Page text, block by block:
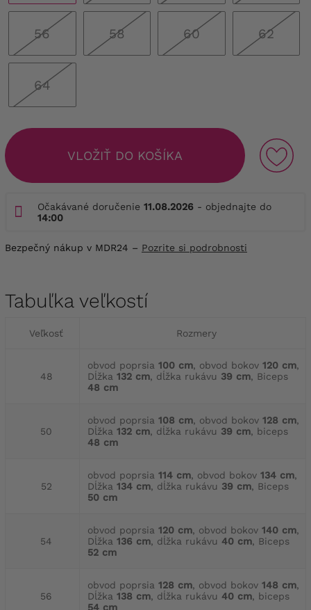
56 58 60 62
64
VLOŽIŤ DO KOŠÍKA
Očakávané doručenie 11.08.2026 - objednajte do
14:00
Bezpečný nákup v MDR24 – Pozrite si podrobnosti
Tabuľka veľkostí
Veľkosť Rozmery
48
obvod poprsia 100 cm, obvod bokov 120 cm,
Dĺžka 132 cm, dĺžka rukávu 39 cm, Biceps
48 cm
50
obvod poprsia 108 cm, obvod bokov 128 cm,
Dĺžka 132 cm, dĺžka rukávu 39 cm, biceps
48 cm
52
obvod poprsia 114 cm, obvod bokov 134 cm,
Dĺžka 134 cm, dĺžka rukávu 39 cm, Biceps
50 cm
54
obvod poprsia 120 cm, obvod bokov 140 cm,
Dĺžka 136 cm, dĺžka rukávu 40 cm, Biceps
52 cm
56
obvod poprsia 128 cm, obvod bokov 148 cm,
Dĺžka 138 cm, dĺžka rukávu 40 cm, biceps
54 cm